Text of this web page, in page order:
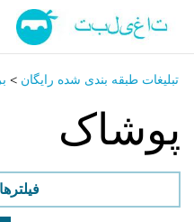
تبلیغات طبقه بندی شده رایگان >
پوشاک